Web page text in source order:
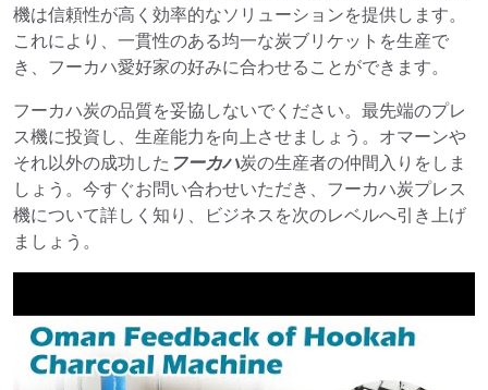
機は信頼性が高く効率的なソリューションを提供します。
これにより、一貫性のある均一な炭ブリケットを生産で
き、フーカハ愛好家の好みに合わせることができます。
フーカハ炭の品質を妥協しないでください。最先端のプレ
ス機に投資し、生産能力を向上させましょう。オマーンや
それ以外の成功した フーカハ炭の生産者の仲間入りをしま
しょう。今すぐお問い合わせいただき、フーカハ炭プレス
機について詳しく知り、ビジネスを次のレベルへ引き上げ
ましょう。